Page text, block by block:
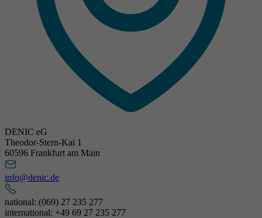
DENIC eG
Theodor-Stern-Kai 1
60596 Frankfurt am Main
info@denic.de
national: (069) 27 235 277
international: +49 69 27 235 277